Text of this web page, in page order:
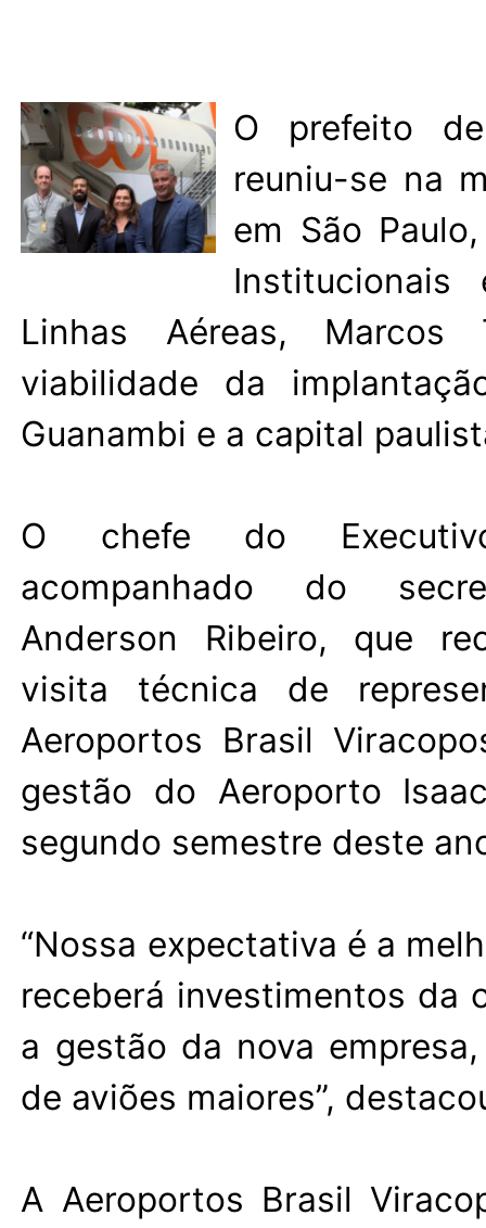
O prefeito
reuniu-se na
em São
Institucionais
Linhas Aéreas,
viabilidade da
Guanambi e a capital
O chefe do
acompanhado do
Anderson Ribeiro, que
visita técnica de
Aeroportos Brasil
gestão do Aeroporto
segundo semestre deste
“Nossa expectativa é a
receberá investimentos da
a gestão da nova
de aviões maiores”,
A Aeroportos Brasil